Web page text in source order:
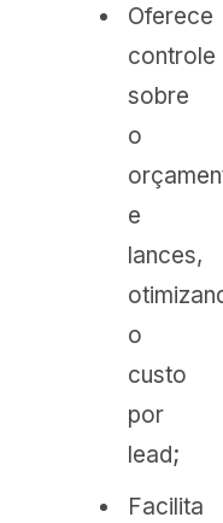
Oferece
controle
sobre
o
e
lances,
o
custo
por
lead;
Facilita